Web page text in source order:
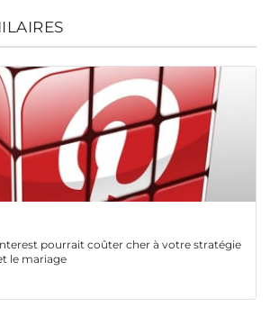
pourrait coûter cher à votre stratégie
le mariage